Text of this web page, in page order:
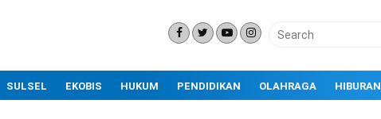
SULSEL EKOBIS HUKUM PENDIDIKAN OLAHRAGA HIBURAN